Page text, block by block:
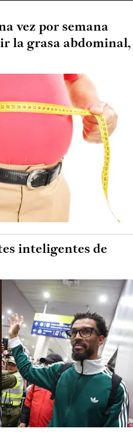
vez por semana
la grasa abdominal,
inteligentes de